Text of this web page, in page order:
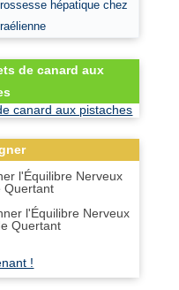
hépatique chez
de canard aux
l'Équilibre Nerveux
Quertant
!